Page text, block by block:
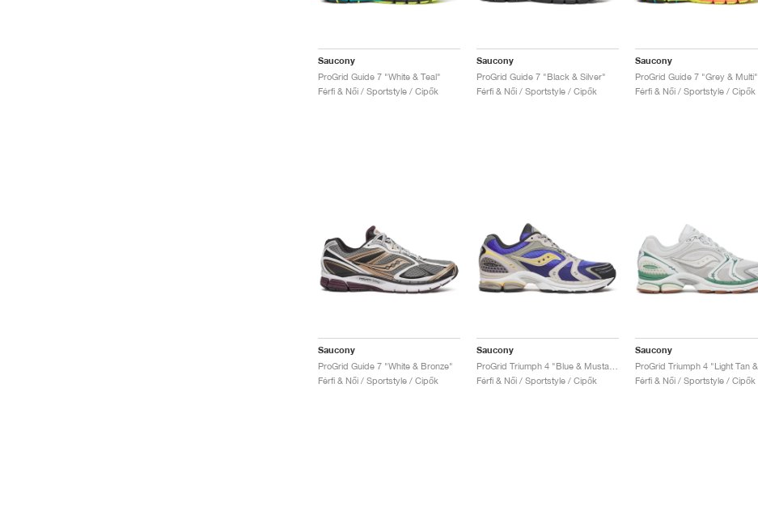
Saucony
ProGrid Guide 7 "White & Teal"
Férfi & Női / Sportstyle / Cipők
Saucony
ProGrid Guide 7 "Black & Silver"
Férfi & Női / Sportstyle / Cipők
Saucony
ProGrid Guide 7 "Grey & Multi"
Férfi & Női / Sportstyle / Cipők
Saucony
ProGrid Guide 7 "White & Bronze"
Férfi & Női / Sportstyle / Cipők
Saucony
Férfi & Női / Sportstyle / Cipők
Saucony
Férfi & Női / Sportstyle / Cipők